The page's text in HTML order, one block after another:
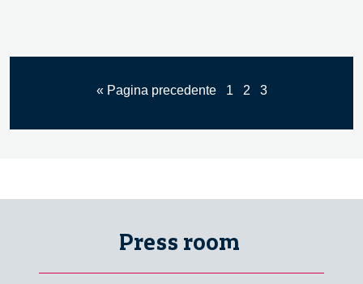
« Pagina precedente 1 2 3
Press room